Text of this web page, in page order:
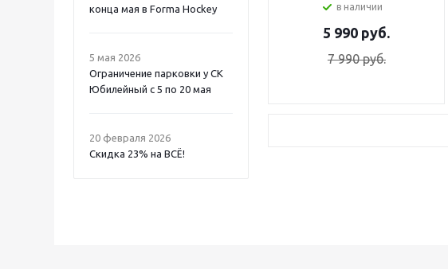
конца мая в Forma Hockey
5 мая 2026
Ограничение парковки у СК
Юбилейный с 5 по 20 мая
20 февраля 2026
Скидка 23% на ВСË!
в наличии
5 990 руб.
7 990руб.